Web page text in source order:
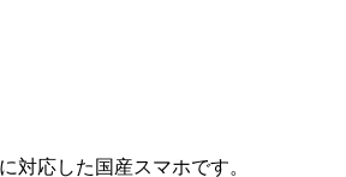
対応した国産スマホです。